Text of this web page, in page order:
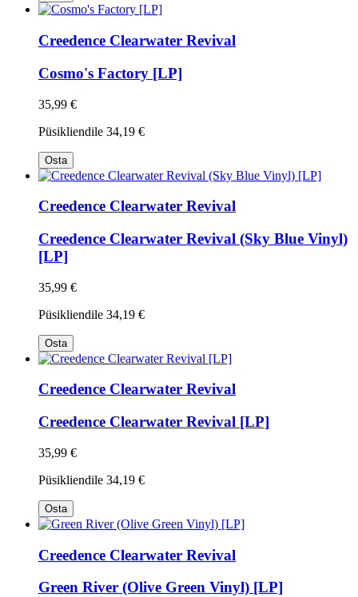
Creedence Clearwater Revival
Cosmo's Factory [LP]
35,99 €
Püsikliendile 34,19 €
Osta
Creedence Clearwater Revival
Creedence Clearwater Revival (Sky Blue Vinyl)
[LP]
35,99 €
Püsikliendile 34,19 €
Osta
Creedence Clearwater Revival
Creedence Clearwater Revival [LP]
35,99 €
Püsikliendile 34,19 €
Osta
Creedence Clearwater Revival
Green River (Olive Green Vinyl) [LP]